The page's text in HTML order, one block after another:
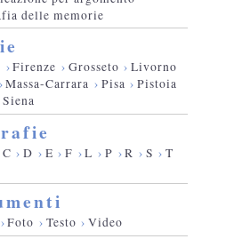
delle memorie
›Firenze › Grosseto › Livorno
›Massa-Carrara › Pisa › Pistoia
Siena
C › D › E › F ›L › P ›R › S › T
›Foto › Testo › Video